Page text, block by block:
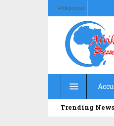
Afrikpresse
Trending News